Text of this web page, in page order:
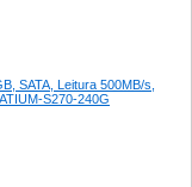
SATA, Leitura 500MB/s,
S270-240G